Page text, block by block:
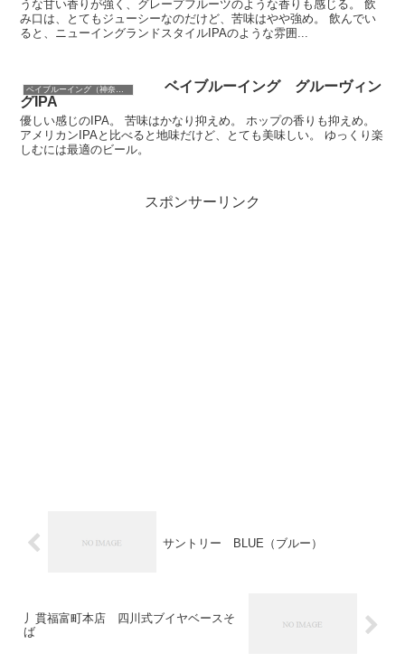
うな甘い香りが強く、グレープフルーツのような香りも感じる。 飲
み口は、とてもジューシーなのだけど、苦味はやや強め。 飲んでい
ると、ニューイングランドスタイルIPAのような雰囲...
ベイブルーイング グルーヴィン
グIPA
優しい感じのIPA。 苦味はかなり抑えめ。 ホップの香りも抑えめ。
アメリカンIPAと比べると地味だけど、とても美味しい。 ゆっくり楽
しむには最適のビール。
スポンサーリンク
サントリー BLUE（ブルー）
丿貫福富町本店 四川式ブイヤベースそ
ば